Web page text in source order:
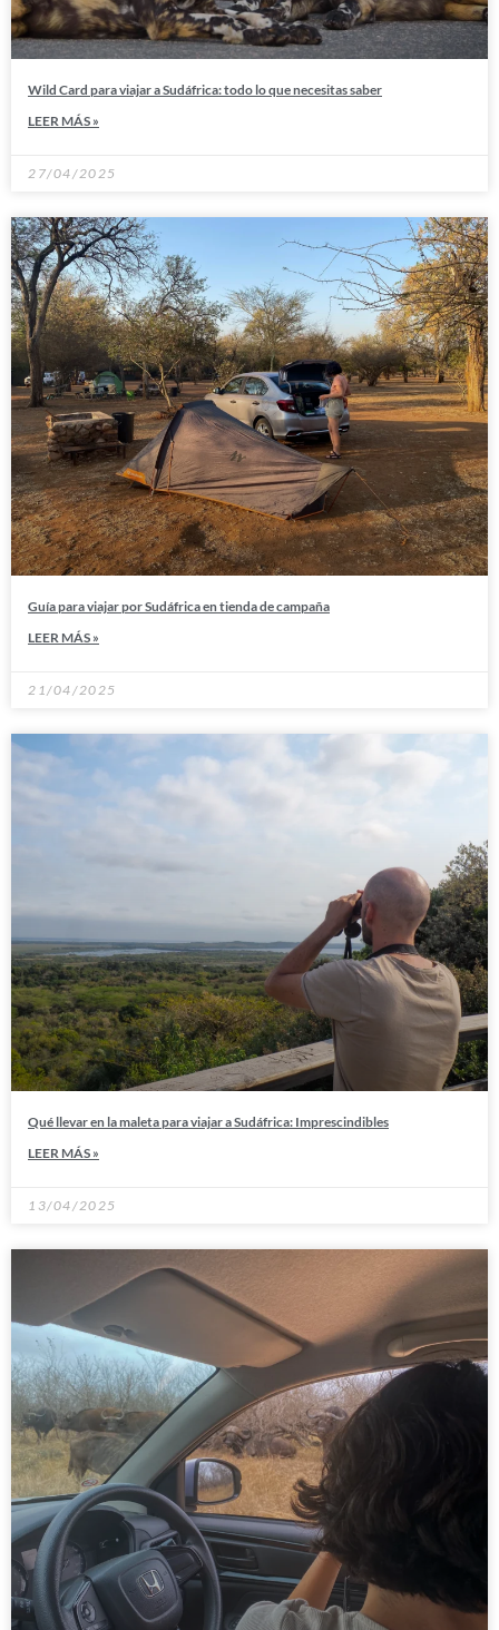
Wild Card para viajar a Sudáfrica: todo lo que necesitas saber
LEER MÁS »
27/04/2025
Guía para viajar por Sudáfrica en tienda de campaña
LEER MÁS »
21/04/2025
Qué llevar en la maleta para viajar a Sudáfrica: Imprescindibles
LEER MÁS »
13/04/2025